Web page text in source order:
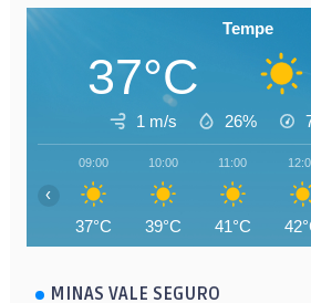
Tempe
37°C
1 m/s 26%
09:00
37°C
10:00
39°C
11:00
41°C
‹
MINAS VALE SEGURO